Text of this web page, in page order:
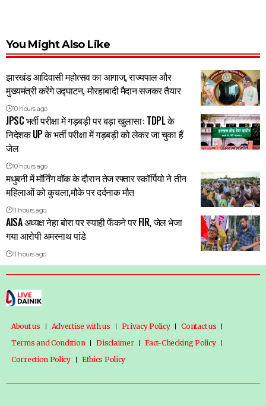
You Might Also Like
झारखंड आदिवासी महोत्सव का आगाज, राज्यपाल और
मुख्यमंत्री करेंगे उद्घाटन, मोरहाबादी मैदान सजकर तैयार
10 hours ago
JPSC भर्ती परीक्षा में गड़बड़ी पर बड़ा खुलासाः TDPL के
निदेशक UP के भर्ती परीक्षा में गड़बड़ी को लेकर जा चुका हैं
जेल
10 hours ago
मधुबनी में मॉर्निंग वॉक के दौरान तेज रफ्तार स्कॉर्पियो ने तीन
महिलाओं को कुचला,मौके पर दर्दनाक मौत
11 hours ago
AISA अध्यक्ष नेहा बोरा पर स्याही फेंकने पर FIR, जेल भेजा
गया आरोपी अमरनाथ पांडे
11 hours ago
About us Advertise with us Privacy Policy
Contact us
Terms and Condition
Disclaimer
Fact-Checking Policy
Correction Policy
Ethics Policy